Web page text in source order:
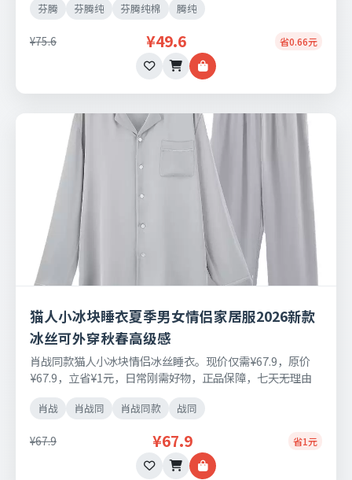
芬腾 芬腾纯 芬腾纯棉 腾纯
¥75.6 ¥49.6 省0.66元
猫人小冰块睡衣夏季男女情侣家居服2026新款
冰丝可外穿秋春高级感
肖战同款猫人小冰块情侣冰丝睡衣。现价仅需¥67.9，原价
¥67.9，立省¥1元，日常刚需好物，正品保障，七天无理由
肖战 肖战同 肖战同款 战同
¥67.9 ¥67.9 省1元